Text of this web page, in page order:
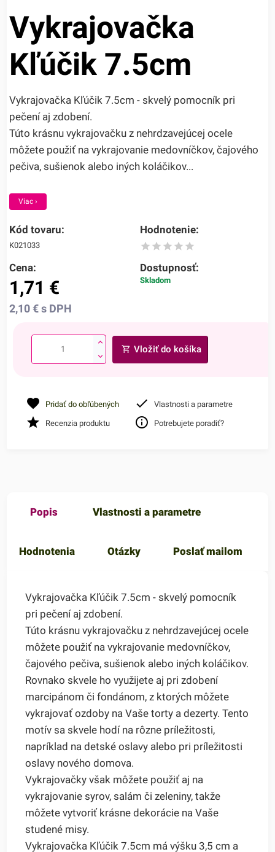
Vykrajovačka
Kľúčik 7.5cm
Vykrajovačka Kľúčik 7.5cm - skvelý pomocník pri
pečení aj zdobení.
Túto krásnu vykrajovačku z nehrdzavejúcej ocele
môžete použiť na vykrajovanie medovníčkov, čajového
pečiva, sušienok alebo iných koláčikov...
Viac ›
Kód tovaru:
K021033
Hodnotenie:
Cena:
1,71 €
2,10€ s DPH
Dostupnosť:
Skladom
Vložiť do košíka
Pridať do obľúbených Vlastnosti a parametre
Recenzia produktu Potrebujete poradiť?
Popis Vlastnosti a parametre
Hodnotenia Otázky Poslať mailom
Vykrajovačka Kľúčik 7.5cm - skvelý pomocník
pri pečení aj zdobení.
Túto krásnu vykrajovačku z nehrdzavejúcej ocele
môžete použiť na vykrajovanie medovníčkov,
čajového pečiva, sušienok alebo iných koláčikov.
Rovnako skvele ho využijete aj pri zdobení
marcipánom či fondánom, z ktorých môžete
vykrajovať ozdoby na Vaše torty a dezerty. Tento
motív sa skvele hodí na rôzne príležitosti,
napríklad na detské oslavy alebo pri príležitosti
oslavy nového domova.
Vykrajovačky však môžete použiť aj na
vykrajovanie syrov, salám či zeleniny, takže
môžete vytvoriť krásne dekorácie na Vaše
studené misy.
Vykrajovačka Kľúčik 7.5cm má výšku 3,5 cm a